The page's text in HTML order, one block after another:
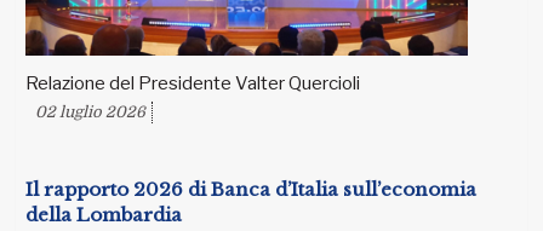
Relazione del Presidente Valter Quercioli
02 luglio 2026
Il rapporto 2026 di Banca d’Italia sull’economia
della Lombardia